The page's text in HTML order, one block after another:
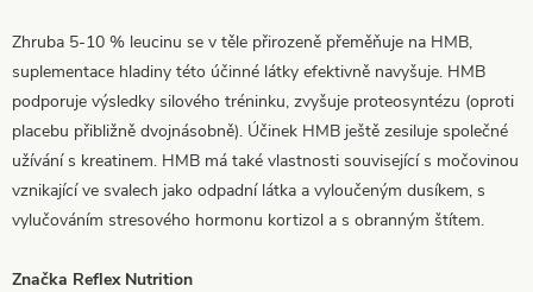
Zhruba 5-10 % leucinu se v těle přirozeně přeměňuje na HMB,
suplementace hladiny této účinné látky efektivně navyšuje. HMB
podporuje výsledky silového tréninku, zvyšuje proteosyntézu (oproti
placebu přibližně dvojnásobně). Účinek HMB ještě zesiluje společné
užívání s kreatinem. HMB má také vlastnosti související s močovinou
vznikající ve svalech jako odpadní látka a vyloučeným dusíkem, s
vylučováním stresového hormonu kortizol a s obranným štítem.
Značka Reflex Nutrition